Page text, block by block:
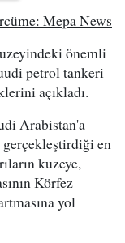
Mepa News
önemli
petrol tankeri
açıkladı.
Arabistan'a
gerçekleştirdiği en
kuzeye,
Körfez
yol